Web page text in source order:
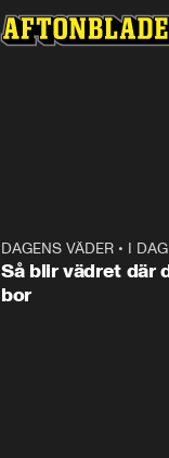
DAGENS VÄDER • I
Så blir vädret där
bor